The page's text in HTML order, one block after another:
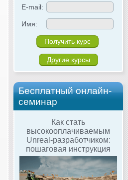
E-mail:
Имя:
Другие курсы
Бесплатный онлайн-
семинар
Как стать
высокооплачиваемым
Unreal-разработчиком:
пошаговая инструкция